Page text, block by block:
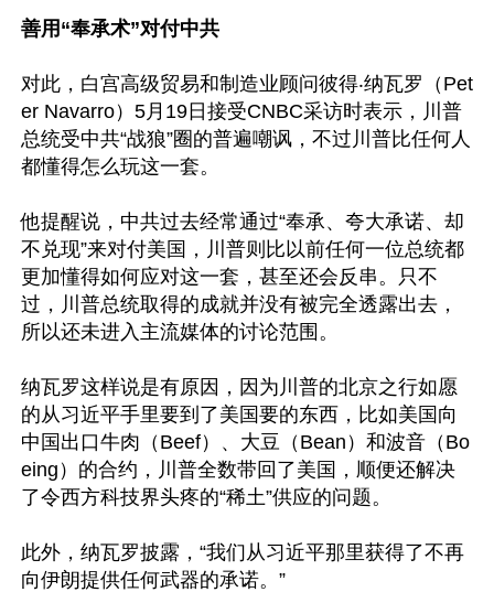
善用“奉承术”对付中共
对此，白宫高级贸易和制造业顾问彼得‧纳瓦罗（Pet
er Navarro）5月19日接受CNBC采访时表示，川普
总统受中共“战狼”圈的普遍嘲讽，不过川普比任何人
都懂得怎么玩这一套。
他提醒说，中共过去经常通过“奉承、夸大承诺、却
不兑现”来对付美国，川普则比以前任何一位总统都
更加懂得如何应对这一套，甚至还会反串。只不
过，川普总统取得的成就并没有被完全透露出去，
所以还未进入主流媒体的讨论范围。
纳瓦罗这样说是有原因，因为川普的北京之行如愿
的从习近平手里要到了美国要的东西，比如美国向
中国出口牛肉（Beef）、大豆（Bean）和波音（Bo
eing）的合约，川普全数带回了美国，顺便还解决
了令西方科技界头疼的“稀土”供应的问题。
此外，纳瓦罗披露，“我们从习近平那里获得了不再
向伊朗提供任何武器的承诺。”